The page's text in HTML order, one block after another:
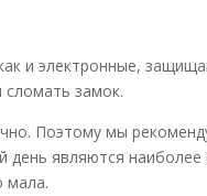
и электронные,
замок.
Поэтому мы
являются
мала.